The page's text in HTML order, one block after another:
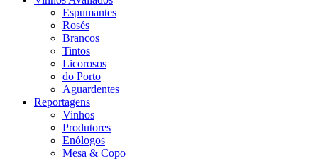
Espumantes
Rosés
Brancos
Tintos
Licorosos
do Porto
Aguardentes
Reportagens
Vinhos
Produtores
Enólogos
Mesa & Copo